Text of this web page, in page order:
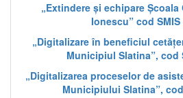
„Extindere și echipare Școala
Ionescu” cod SMIS
„Digitalizare în beneficiul
Municipiul Slatina”, cod
„Digitalizarea proceselor de
Municipiului Slatina”,